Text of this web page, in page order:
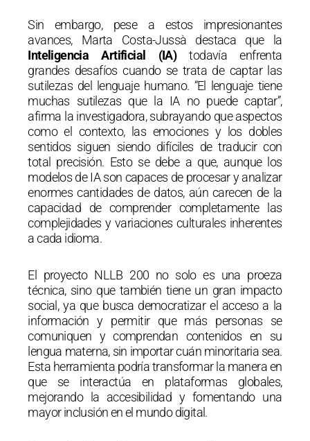
Sin embargo, pese a estos impresionantes
avances, Marta Costa-Jussà destaca que la
Inteligencia Artificial (IA)todavía enfrenta
grandes desafíos cuando se trata de captar las
sutilezas del lenguaje humano. “El lenguaje tiene
muchas sutilezas que la IA no puede captar”,
afirma la investigadora, subrayando que aspectos
como el contexto, las emociones y los dobles
sentidos siguen siendo difíciles de traducir con
total precisión. Esto se debe a que, aunque los
modelos de IA son capaces de procesar y analizar
enormes cantidades de datos, aún carecen de la
capacidad de comprender completamente las
complejidades y variaciones culturales inherentes
a cada idioma.
El proyecto NLLB 200 no solo es una proeza
técnica, sino que también tiene un gran impacto
social, ya que busca democratizar el acceso a la
información y permitir que más personas se
comuniquen y comprendan contenidos en su
lengua materna, sin importar cuán minoritaria sea.
Esta herramienta podría transformar la manera en
que se interactúa en plataformas globales,
mejorando la accesibilidad y fomentando una
mayor inclusión en el mundo digital.